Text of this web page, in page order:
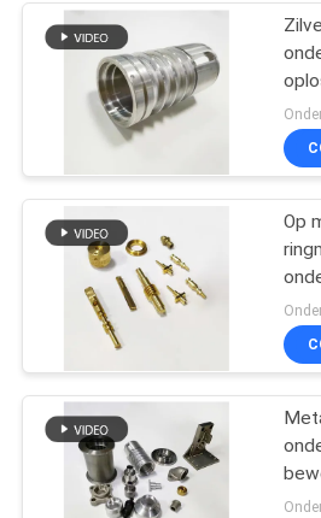
De
van de
De
buisstreek
Op